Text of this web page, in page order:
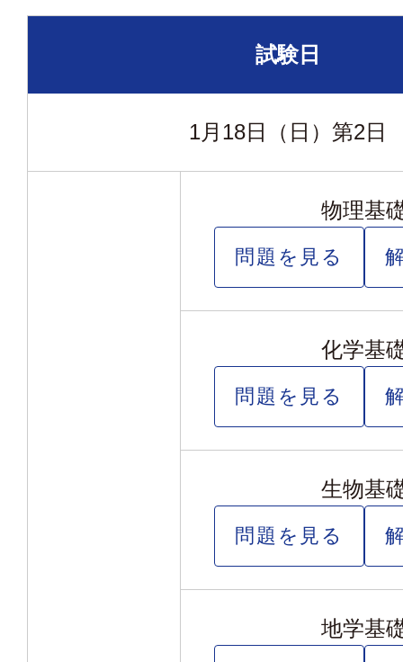
試験日
1月18日（日） 第2日
物理基
問題を見る
化学基
問題を見る
生物基
問題を見る
地学基